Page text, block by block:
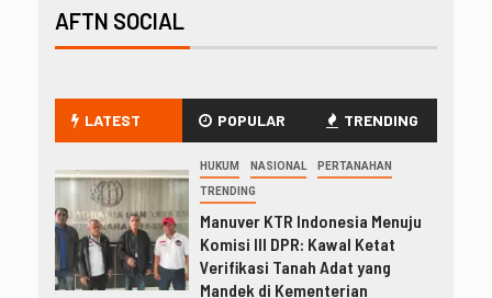
AFTN SOCIAL
LATEST POPULAR TRENDING
HUKUM NASIONAL PERTANAHAN
TRENDING
Manuver KTR Indonesia Menuju
Komisi III DPR: Kawal Ketat
Verifikasi Tanah Adat yang
Mandek di Kementerian